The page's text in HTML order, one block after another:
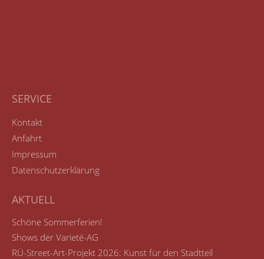
SERVICE
Kontakt
Anfahrt
Impressum
Datenschutzerklärung
AKTUELL
Schöne Sommerferien!
Shows der Varieté-AG
RÜ-Street-Art-Projekt 2026: Kunst für den Stadtteil